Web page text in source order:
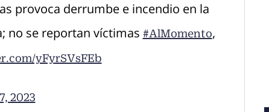
provoca derrumbe e incendio en la
no se reportan víctimas #AlMomento,
yFyrSVsFEb
2023